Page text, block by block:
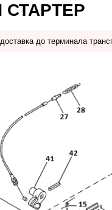
СТАРТЕР
до терминала